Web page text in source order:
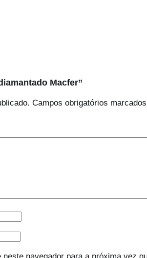
Macfer”
Campos obrigatórios